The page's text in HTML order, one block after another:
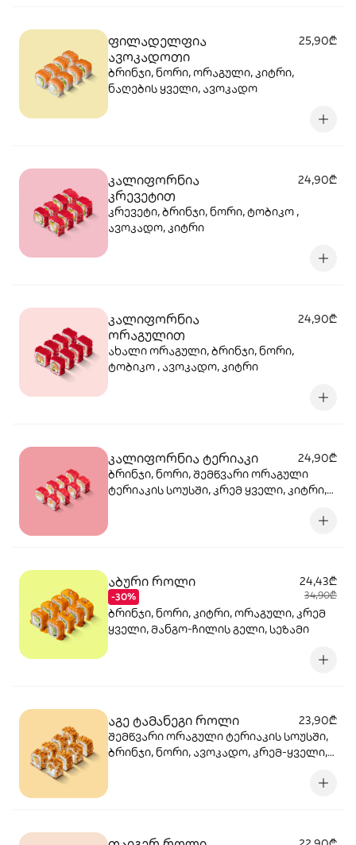
ფილადელფია
ავოკადოთი
25,90₾
ბრინჯი, ნორი, ორაგული, კიტრი,
ნაღების ყველი, ავოკადო
კალიფორნია
კრევეტით
24,90₾
კრევეტი, ბრინჯი, ნორი, ტობიკო ,
ავოკადო, კიტრი
კალიფორნია
ორაგულით
24,90₾
ახალი ორაგული, ბრინჯი, ნორი,
ტობიკო , ავოკადო, კიტრი
კალიფორნია ტერიაკი
24,90₾
ბრინჯი, ნორი, შემწვარი ორაგული
ტერიაკის სოუსში, კრემ ყველი, კიტრი,
აბური როლი
-30%
24,43₾
34,90₾
ბრინჯი, ნორი, კიტრი, ორაგული, კრემ
ყველი, მანგო-ჩილის გელი, სეზამი
აგე ტამანეგი როლი
23,90₾
შემწვარი ორაგული ტერიაკის სოუსში,
ბრინჯი, ნორი, ავოკადო, კრემ-ყველი,